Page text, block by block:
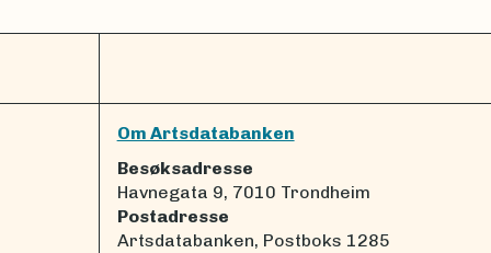
Om Artsdatabanken
Besøksadresse
Havnegata 9, 7010 Trondheim
Postadresse
Artsdatabanken, Postboks 1285